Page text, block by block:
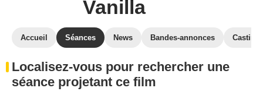
Vanilla
Accueil Séances News Bandes-annonces Casting
Localisez-vous pour rechercher une
séance projetant ce film